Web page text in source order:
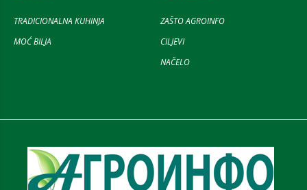
TRADICIONALNA KUHINJA
MOĆ BILJA
ZAŠTO AGROINFO
CILJEVI
NAČELO